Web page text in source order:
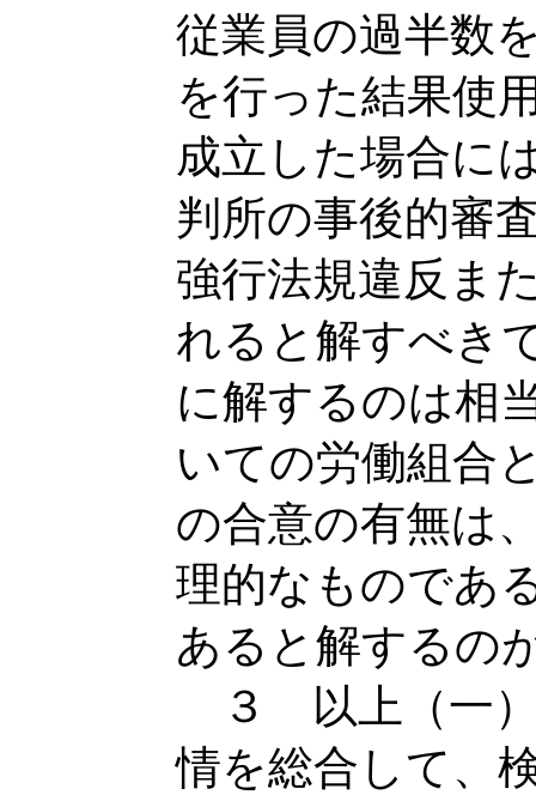
従業員の過半数
を行った結果使
成立した場合に
判所の事後的審
強行法規違反ま
れると解すべき
に解するのは相
いての労働組合
の合意の有無は
理的なものであ
あると解するの
３ 以上（一）
情を総合して、